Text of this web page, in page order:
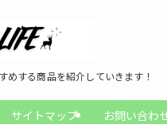
めする商品を紹介していきます！
サイトマップ お問い合わ